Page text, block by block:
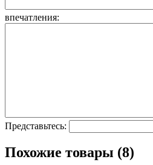
впечатления:
Представьтесь:
Похожие товары (8)